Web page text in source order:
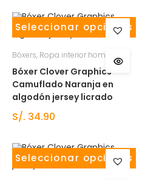
Seleccionar opciones
Bóxers, Ropa interior hombre
Bóxer Clover Graphics
Camuflado Naranja en
algodón jersey licrado
S/. 34.90
Seleccionar opciones